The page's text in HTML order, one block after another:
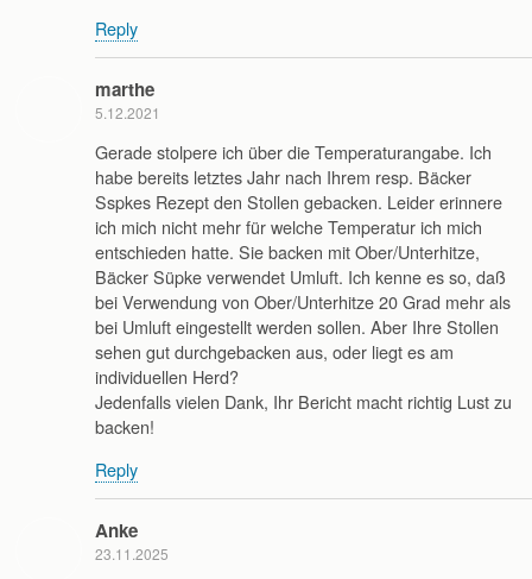
Reply
marthe
5.12.2021
Gerade stolpere ich über die Temperaturangabe. Ich
habe bereits letztes Jahr nach Ihrem resp. Bäcker
Sspkes Rezept den Stollen gebacken. Leider erinnere
ich mich nicht mehr für welche Temperatur ich mich
entschieden hatte. Sie backen mit Ober/Unterhitze,
Bäcker Süpke verwendet Umluft. Ich kenne es so, daß
bei Verwendung von Ober/Unterhitze 20 Grad mehr als
bei Umluft eingestellt werden sollen. Aber Ihre Stollen
sehen gut durchgebacken aus, oder liegt es am
individuellen Herd?
Jedenfalls vielen Dank, Ihr Bericht macht richtig Lust zu
backen!
Reply
Anke
23.11.2025